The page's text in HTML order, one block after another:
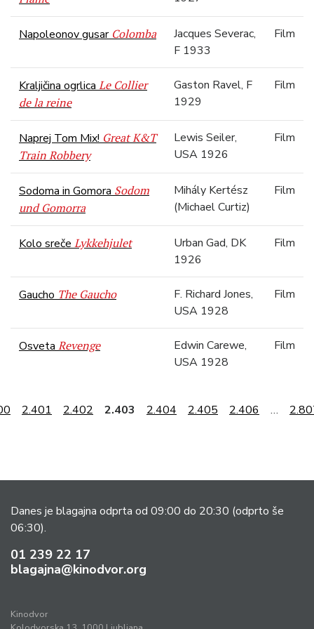
Napoleonov gusar Colomba
Jacques Severac,
F 1933
Film
Kraljičina ogrlica Le Collier
de la reine
Gaston Ravel, F
1929
Film
Naprej Tom Mix! Great K&T
Train Robbery
Lewis Seiler,
USA 1926
Film
Sodoma in Gomora Sodom
und Gomorra
Mihály Kertész
(Michael Curtiz)
Film
Kolo sreče Lykkehjulet
Urban Gad, DK
1926
Film
Gaucho The Gaucho
F. Richard Jones,
USA 1928
Film
Osveta Revenge
Edwin Carewe,
USA 1928
Film
2.401 2.402 2.403 2.404 2.405 2.406 …
Danes je blagajna odprta od 09:00 do 20:30 (odprto še
06:30).
01 239 22 17
blagajna@kinodvor.org
Kinodvor